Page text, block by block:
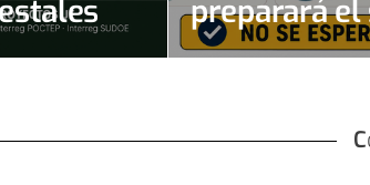
preparará
gran